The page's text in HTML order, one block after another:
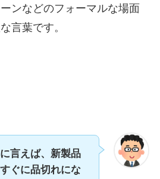
ンなどのフォーマルな場面
言葉です。
言えば、新製品
ぐに品切れにな